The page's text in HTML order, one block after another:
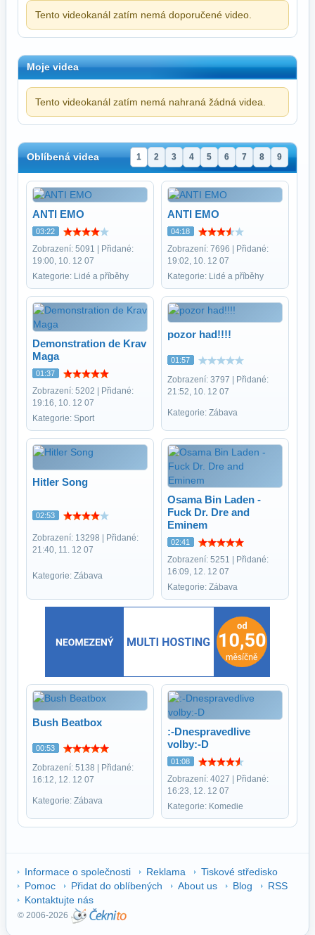
Tento videokanál zatím nemá doporučené video.
Moje videa
Tento videokanál zatím nemá nahraná žádná videa.
Oblíbená videa 1 2 3 4 5 6 7 8 9
ANTI EMO
03:22
Zobrazení: 5091 | Přidané:
19:00, 10. 12 07
Kategorie: Lidé a příběhy
ANTI EMO
04:18
Zobrazení: 7696 | Přidané:
19:02, 10. 12 07
Kategorie: Lidé a příběhy
Demonstration de Krav
Maga
01:37
Zobrazení: 5202 | Přidané:
19:16, 10. 12 07
Kategorie: Sport
pozor had!!!!
01:57
Zobrazení: 3797 | Přidané:
21:52, 10. 12 07
Kategorie: Zábava
Hitler Song
02:53
Zobrazení: 13298 | Přidané:
21:40, 11. 12 07
Kategorie: Zábava
Osama Bin Laden -
Fuck Dr. Dre and
Eminem
02:41
Zobrazení: 5251 | Přidané:
16:09, 12. 12 07
Kategorie: Zábava
Bush Beatbox
00:53
Zobrazení: 5138 | Přidané:
16:12, 12. 12 07
Kategorie: Zábava
:-Dnespravedlive
volby:-D
01:08
Zobrazení: 4027 | Přidané:
16:23, 12. 12 07
Kategorie: Komedie
Informace o společnosti Reklama
Tiskové středisko
Pomoc
Přidat do oblíbených About us Blog
RSS
Kontaktujte nás
© 2006-2026